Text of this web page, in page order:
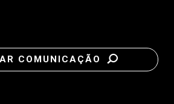
COMUNICAÇÃO